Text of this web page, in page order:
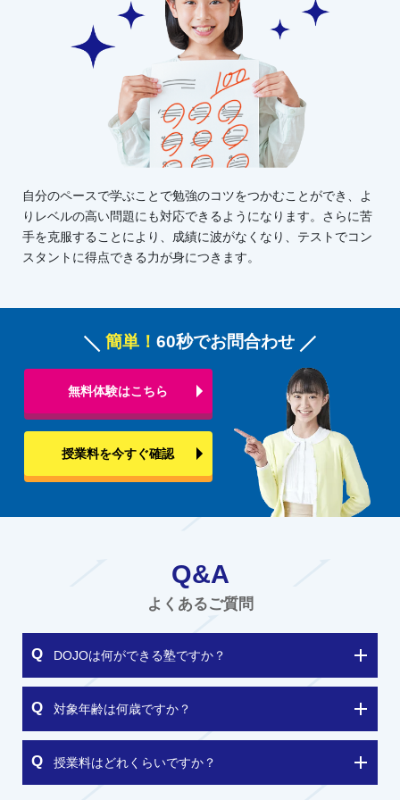
自分のペースで学ぶことで勉強のコツをつかむことができ、よ
りレベルの高い問題にも対応できるようになります。さらに苦
手を克服することにより、成績に波がなくなり、テストでコン
スタントに得点できる力が身につきます。
簡単！ 60秒でお問合わせ
無料体験はこちら
授業料を今すぐ確認
Q&A
よくあるご質問
DOJOは何ができる塾ですか？
対象年齢は何歳ですか？
授業料はどれくらいですか？